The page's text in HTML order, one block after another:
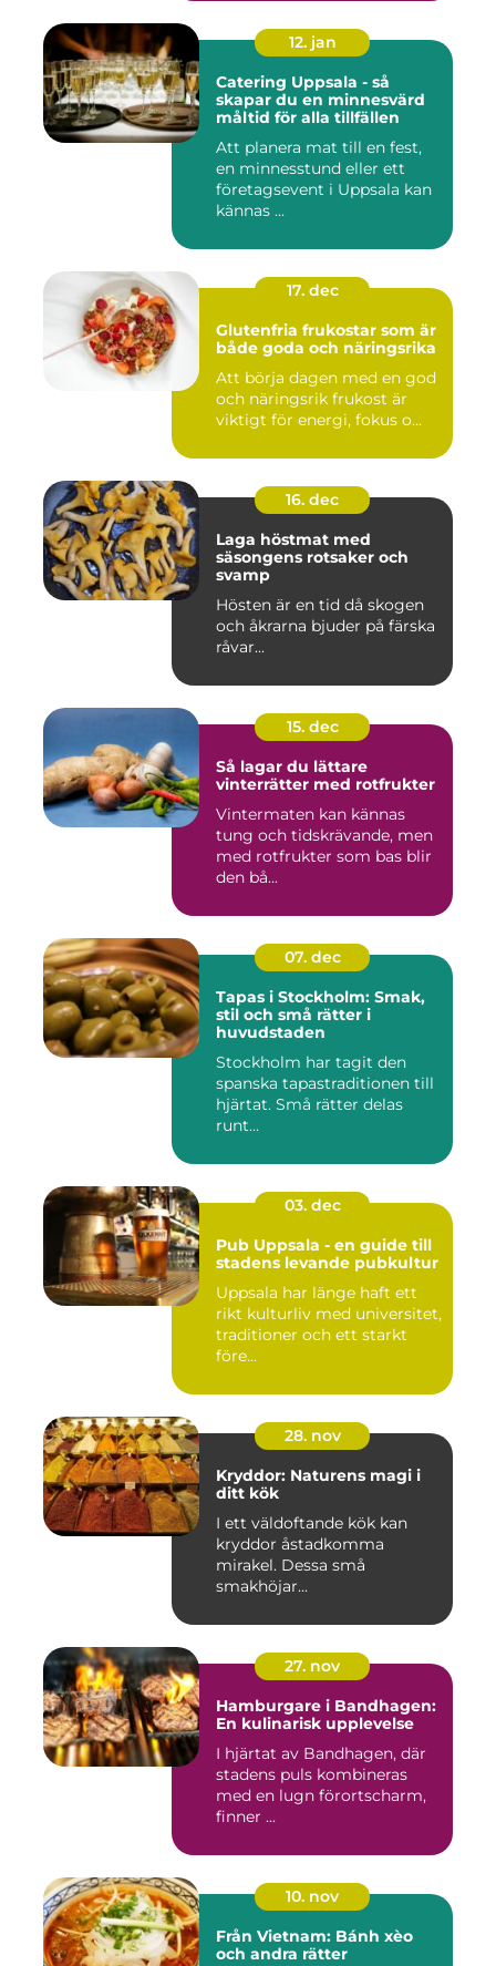
12. jan
Catering Uppsala - så
skapar du en minnesvärd
måltid för alla tillfällen
Att planera mat till en fest,
en minnesstund eller ett
företagsevent i Uppsala kan
kännas ...
17. dec
Glutenfria frukostar som är
både goda och näringsrika
Att börja dagen med en god
och näringsrik frukost är
viktigt för energi, fokus o...
16. dec
Laga höstmat med
säsongens rotsaker och
svamp
Hösten är en tid då skogen
och åkrarna bjuder på färska
råvar...
15. dec
Så lagar du lättare
vinterrätter med rotfrukter
Vintermaten kan kännas
tung och tidskrävande, men
med rotfrukter som bas blir
den bå...
07. dec
Tapas i Stockholm: Smak,
stil och små rätter i
huvudstaden
Stockholm har tagit den
spanska tapastraditionen till
hjärtat. Små rätter delas
runt...
03. dec
Pub Uppsala - en guide till
stadens levande pubkultur
Uppsala har länge haft ett
rikt kulturliv med universitet,
traditioner och ett starkt
före...
28. nov
Kryddor: Naturens magi i
ditt kök
I ett väldoftande kök kan
kryddor åstadkomma
mirakel. Dessa små
smakhöjar...
27. nov
Hamburgare i Bandhagen:
En kulinarisk upplevelse
I hjärtat av Bandhagen, där
stadens puls kombineras
med en lugn förortscharm,
finner ...
10. nov
Från Vietnam: Bánh xèo
och andra rätter